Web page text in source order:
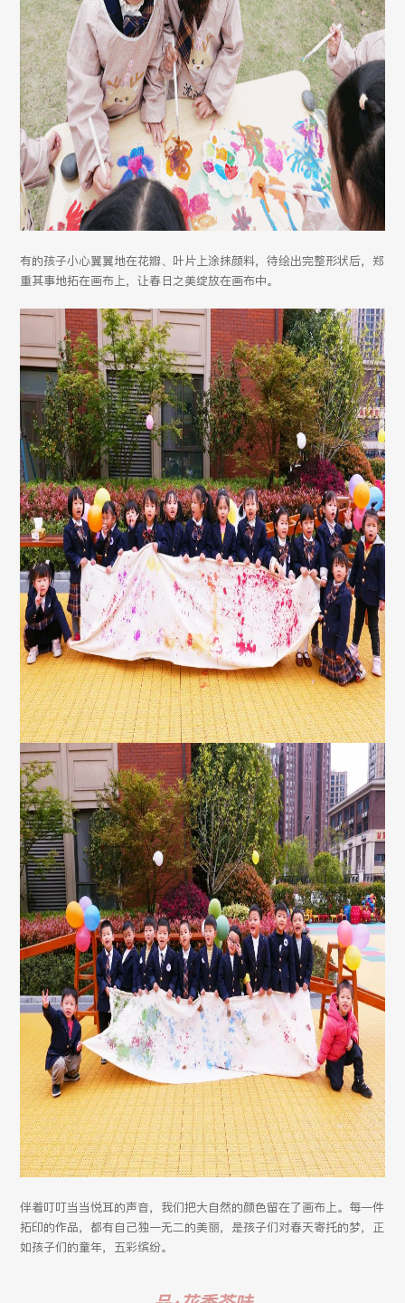
有的孩子小心翼翼地在花瓣、叶片上涂抹颜料，待绘出完整形状后，郑
重其事地拓在画布上，让春日之美绽放在画布中。
伴着叮叮当当悦耳的声音，我们把大自然的颜色留在了画布上。每一件
拓印的作品，都有自己独一无二的美丽，是孩子们对春天寄托的梦，正
如孩子们的童年，五彩缤纷。